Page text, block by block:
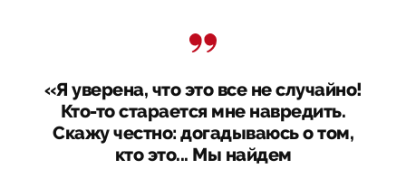
«Я уверена, что это все не случайно!
Кто-то старается мне навредить.
Скажу честно: догадываюсь о том,
кто это... Мы найдем